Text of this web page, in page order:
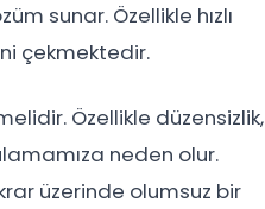
sunar. Özellikle hızlı
çekmektedir.
Özellikle düzensizlik,
neden olur.
üzerinde olumsuz bir